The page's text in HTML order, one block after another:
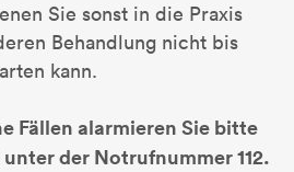
Sie sonst in die Praxis
Behandlung nicht bis
kann.
Fällen alarmieren Sie bitte
der Notrufnummer 112.